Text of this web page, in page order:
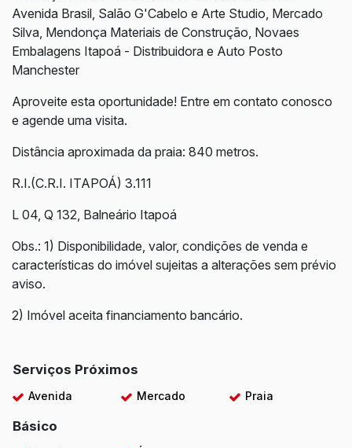
Avenida Brasil, Salão G'Cabelo e Arte Studio, Mercado
Silva, Mendonça Materiais de Construção, Novaes
Embalagens Itapoá - Distribuidora e Auto Posto
Manchester
Aproveite esta oportunidade! Entre em contato conosco
e agende uma visita.
Distância aproximada da praia: 840 metros.
R.I.(C.R.I. ITAPOÁ) 3.111
L 04, Q 132, Balneário Itapoá
Obs.: 1) Disponibilidade, valor, condições de venda e
características do imóvel sujeitas a alterações sem prévio
aviso.
2) Imóvel aceita financiamento bancário.
Serviços Próximos
Avenida Mercado Praia
Básico